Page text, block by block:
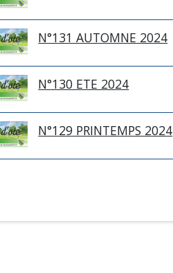
N°131 AUTOMNE 2024
N°130 ETE 2024
N°129 PRINTEMPS 2024